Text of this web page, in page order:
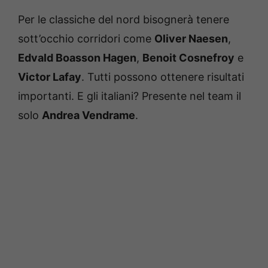
Per le classiche del nord bisognerà tenere
sott’occhio corridori come Oliver Naesen,
Edvald Boasson Hagen, Benoit Cosnefroy e
Victor Lafay. Tutti possono ottenere risultati
importanti. E gli italiani? Presente nel team il
solo Andrea Vendrame.